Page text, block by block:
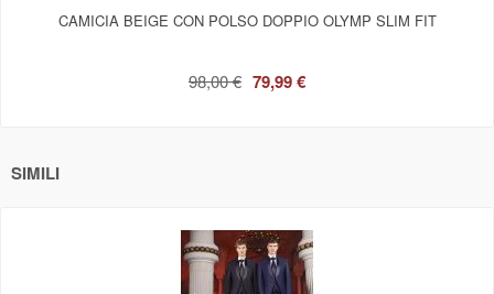
CAMICIA BEIGE CON POLSO DOPPIO OLYMP SLIM FIT
98,00 € 79,99 €
SIMILI